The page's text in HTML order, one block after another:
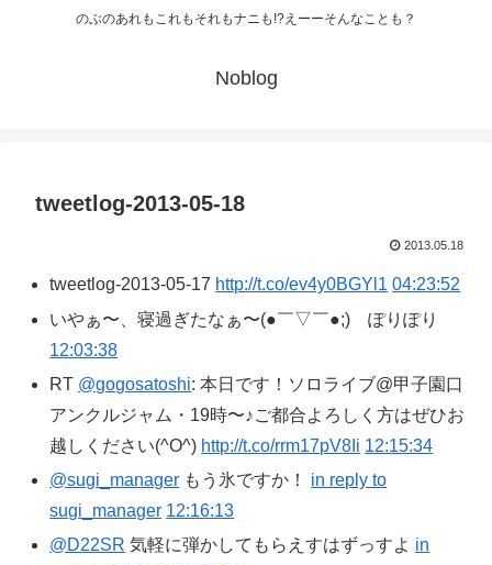
のぶのあれもこれもそれもナニも!?えーーそんなことも？
Noblog
tweetlog-2013-05-18
2013.05.18
tweetlog-2013-05-17 http://t.co/ev4y0BGYl1 04:23:52
いやぁ〜、寝過ぎたなぁ〜(●￣▽￣●;)ゞぽりぽり
12:03:38
RT @gogosatoshi: 本日です！ソロライブ@甲子園口
アンクルジャム・19時〜♪ご都合よろしく方はぜひお
越しください(^O^) http://t.co/rrm17pV8Ii 12:15:34
@sugi_manager もう氷ですか！ in reply to
sugi_manager 12:16:13
@D22SR 気軽に弾かしてもらえすはずっすよ in